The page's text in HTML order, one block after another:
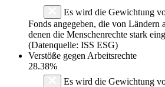
Es wird die Gewichtung
Fonds angegeben, die von Ländern
denen die Menschenrechte stark
(Datenquelle: ISS ESG)
Verstöße gegen Arbeitsrechte
28.38%
Es wird die Gewichtung